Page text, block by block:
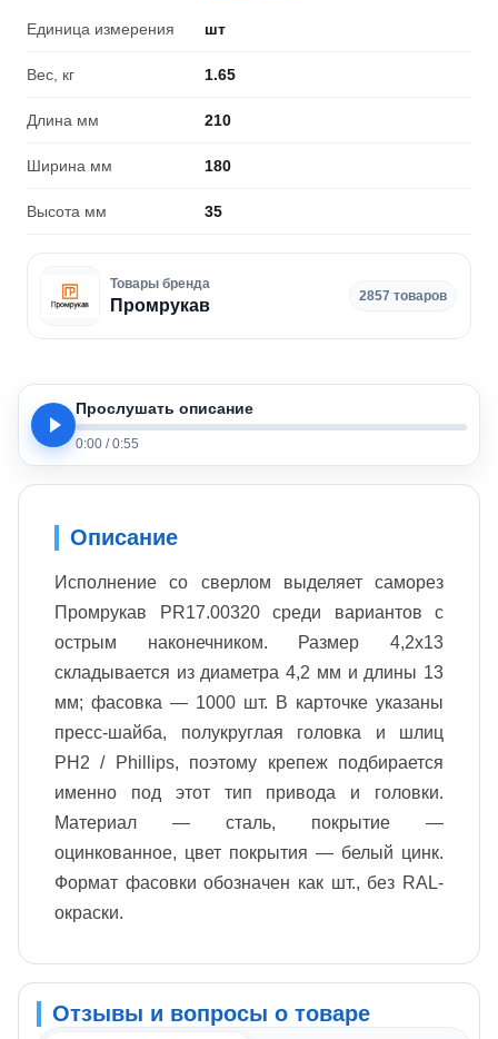
Единица измерения шт
Вес, кг 1.65
Длина мм 210
Ширина мм 180
Высота мм 35
Товары бренда
Промрукав
2857 товаров
Прослушать описание
0:00 / 0:55
Описание
Исполнение со сверлом выделяет саморез
Промрукав PR17.00320 среди вариантов с
острым наконечником. Размер 4,2x13
складывается из диаметра 4,2 мм и длины 13
мм; фасовка — 1000 шт. В карточке указаны
пресс-шайба, полукруглая головка и шлиц
PH2 / Phillips, поэтому крепеж подбирается
именно под этот тип привода и головки.
Материал — сталь, покрытие —
оцинкованное, цвет покрытия — белый цинк.
Формат фасовки обозначен как шт., без RAL-
окраски.
Отзывы и вопросы о товаре